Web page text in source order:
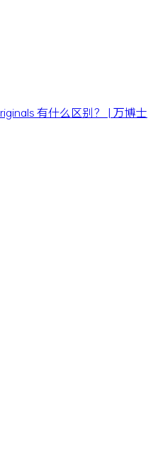
有什么区别？ | 万博士